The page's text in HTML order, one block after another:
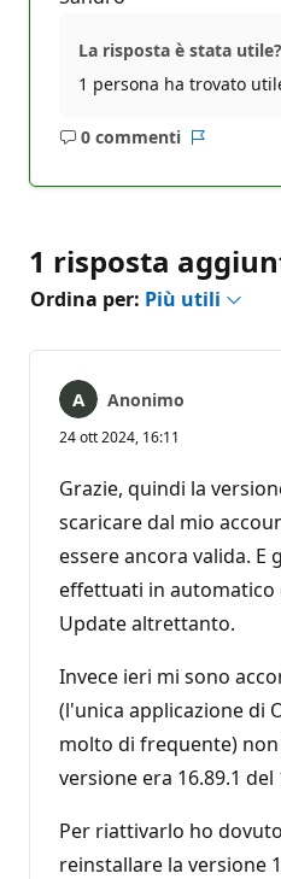
La risposta è stata utile?
1 persona ha trovato
0 commenti
Nessun
1 risposta
Ordina per: Più utili
Anonimo
24 ott 2024, 16:11
Grazie, quindi la
scaricare dal mio
essere ancora valida. E
effettuati in
Update altrettanto.
Invece ieri mi sono
(l'unica applicazione di
molto di frequente)
versione era 16.89.1
Per riattivarlo ho
reinstallare la versione